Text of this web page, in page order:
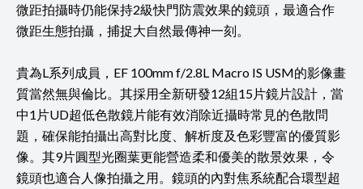
微距拍攝時仍能保持2級快門防震效果的鏡頭，最適合作
微距生態拍攝，捕捉大自然最傳神一刻。
貴為L系列成員，EF 100mm f/2.8L Macro IS USM的影像畫
質當然無與倫比。其採用全新研發12組15片鏡片設計，當
中1片UD超低色散鏡片能有效消除近攝時常見的色散問
題，確保能拍攝出高對比度、解析度及色彩豐富的優質影
像。其9片圓型光圈葉更能營造柔和優美的散景效果，令
鏡頭也適合人像拍攝之用。鏡頭的內對焦系統配合環型超